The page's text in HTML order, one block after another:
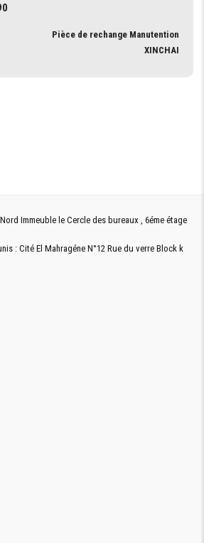
Pièce de rechange Manutention
XINCHAI
Immeuble le Cercle des bureaux , 6éme étage
: Cité El Mahragéne N°12 Rue du verre Block k